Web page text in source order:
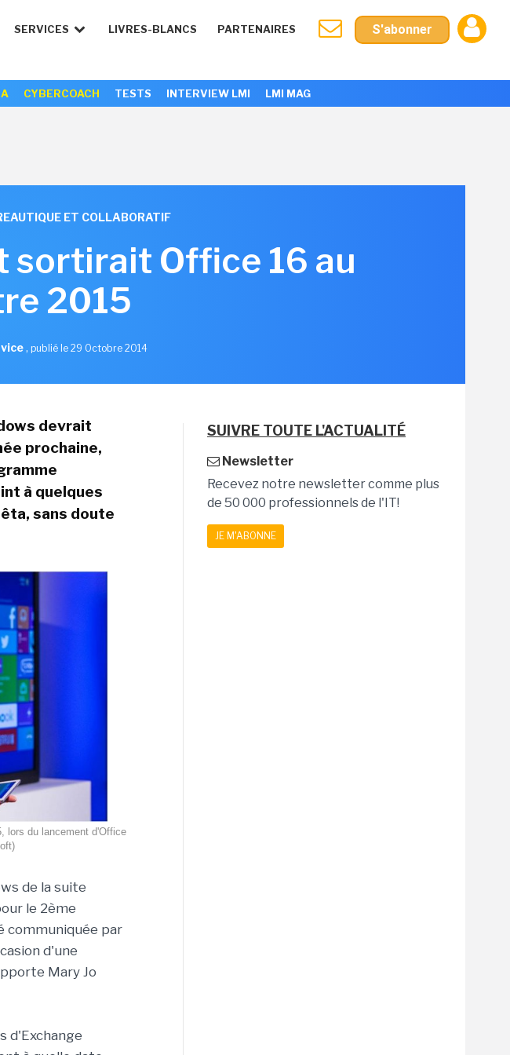
SERVICES LIVRES-BLANCS PARTENAIRES S'abonner
CYBERCOACH TESTS INTERVIEW LMI LMI MAG
ET COLLABORATIF
sortirait Office 16 au
2015
, publié le 29 Octobre 2014
devrait
prochaine,
à quelques
sans doute
lors du lancement d'Office
de la suite
le 2ème
communiquée par
d'une
Mary Jo
d'Exchange
SUIVRE TOUTE L'ACTUALITÉ
Newsletter
Recevez notre newsletter comme plus
de 50 000 professionnels de l'IT!
JE M'ABONNE